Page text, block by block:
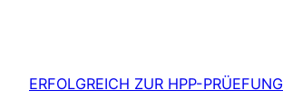
ERFOLGREICH ZUR HPP-PRÜEFUNG